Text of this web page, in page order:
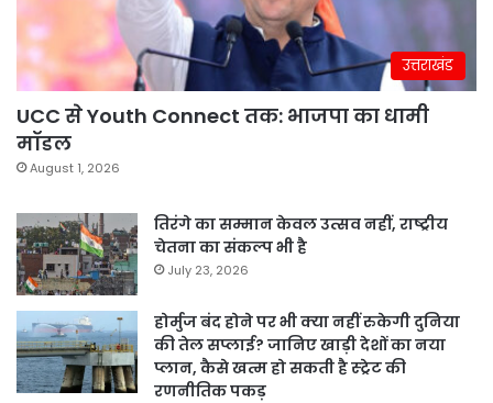
उत्तराखंड
UCC से Youth Connect तक: भाजपा का धामी
मॉडल
August 1, 2026
तिरंगे का सम्मान केवल उत्सव नहीं, राष्ट्रीय
चेतना का संकल्प भी है
July 23, 2026
होर्मुज बंद होने पर भी क्या नहीं रुकेगी दुनिया
की तेल सप्लाई? जानिए खाड़ी देशों का नया
प्लान, कैसे खत्म हो सकती है स्ट्रेट की
रणनीतिक पकड़